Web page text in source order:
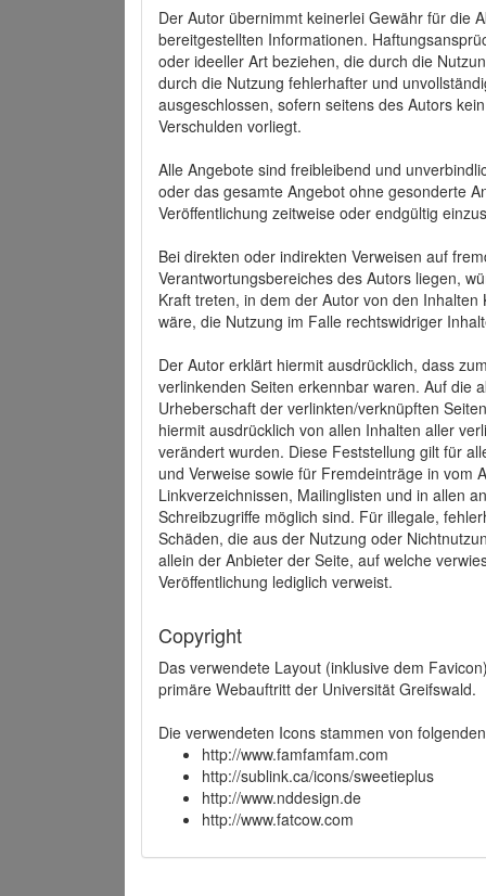
Der Autor übernimmt keinerlei Gewähr für die
bereitgestellten Informationen.
oder ideeller Art beziehen, die durch die
durch die Nutzung fehlerhafter und
ausgeschlossen, sofern seitens des Autors
Verschulden vorliegt.
Alle Angebote sind freibleibend und
oder das gesamte Angebot ohne gesonderte
Veröffentlichung zeitweise oder endgültig
Bei direkten oder indirekten Verweisen auf
Verantwortungsbereiches des Autors liegen,
Kraft treten, in dem der Autor von den
wäre, die Nutzung im Falle rechtswidriger
Der Autor erklärt hiermit ausdrücklich, dass
verlinkenden Seiten erkennbar waren. Auf die
Urheberschaft der verlinkten/verknüpften
hiermit ausdrücklich von allen Inhalten aller
verändert wurden. Diese Feststellung gilt für
und Verweise sowie für Fremdeinträge in vom
Linkverzeichnissen, Mailinglisten und in allen
Schreibzugriffe möglich sind. Für illegale,
Schäden, die aus der Nutzung oder
allein der Anbieter der Seite, auf welche
Veröffentlichung lediglich verweist.
Copyright
Das verwendete Layout (inklusive dem
primäre Webauftritt der Universität Greifswald.
Die verwendeten Icons stammen von
http://www.famfamfam.com
http://sublink.ca/icons/sweetieplus
http://www.nddesign.de
http://www.fatcow.com